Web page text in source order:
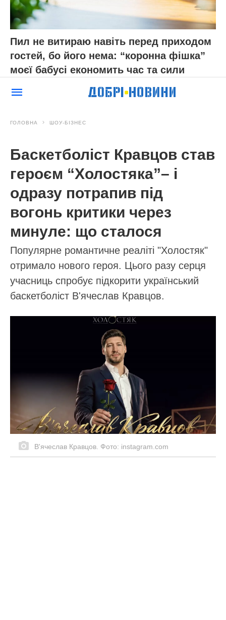
Пил не витираю навіть перед приходом
гостей, бо його нема: “коронна фішка”
моєї бабусі економить час та сили